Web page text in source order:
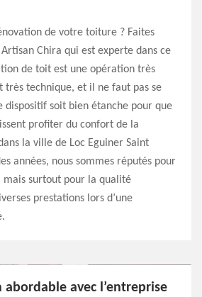
de votre toiture ? Faites
Chira qui est experte dans ce
de toit est une opération très
très technique, et il ne faut pas se
dispositif soit bien étanche pour que
profiter du confort de la
la ville de Loc Eguiner Saint
années, nous sommes réputés pour
mais surtout pour la qualité
prestations lors d’une
avec l’entreprise